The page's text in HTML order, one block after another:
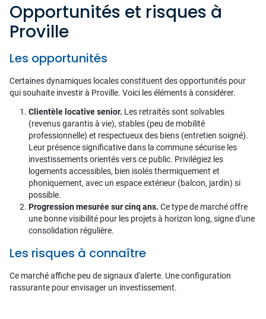
Opportunités et risques à
Proville
Les opportunités
Certaines dynamiques locales constituent des opportunités pour
qui souhaite investir à Proville. Voici les éléments à considérer.
Clientèle locative senior. Les retraités sont solvables
(revenus garantis à vie), stables (peu de mobilité
professionnelle) et respectueux des biens (entretien soigné).
Leur présence significative dans la commune sécurise les
investissements orientés vers ce public. Privilégiez les
logements accessibles, bien isolés thermiquement et
phoniquement, avec un espace extérieur (balcon, jardin) si
possible.
Progression mesurée sur cinq ans. Ce type de marché offre
une bonne visibilité pour les projets à horizon long, signe d'une
consolidation régulière.
Les risques à connaître
Ce marché affiche peu de signaux d'alerte. Une configuration
rassurante pour envisager un investissement.